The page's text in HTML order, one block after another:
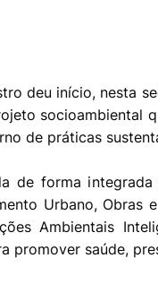
deu início, nesta
socioambiental
de práticas
de forma
Urbano, Obras
Ambientais
promover saúde,